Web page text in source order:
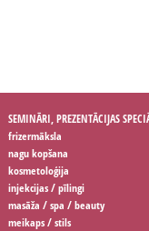
SEMINĀRI, PREZENTĀCIJAS
frizermāksla
nagu kopšana
kosmetoloģija
injekcijas / pīlingi
masāža / spa / beauty
meikaps / stils